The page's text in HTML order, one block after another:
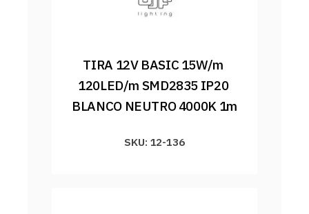
TIRA 12V BASIC 15W/m
120LED/m SMD2835 IP20
BLANCO NEUTRO 4000K 1m
SKU: 12-136